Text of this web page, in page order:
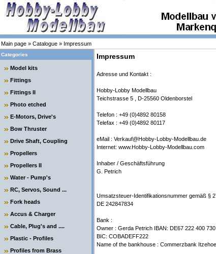
Main page » Catalogue » Impressum
Categories
Model kits
Fittings
Fittings II
Photo etched
E-Motors, Drive's
Bow Thruster
Drive Shaft, Coupling
Propellers
Propellers II
Water - Pump's
RC, Servos, Sound ...
Fork heads
Accus & Charger
Cable, Plug's and ....
Plastic - Profiles
Profiles from Brass
Impressum
Adresse und Kontakt :
Hobby-Lobby Modellbau
Teichstrasse 5 , D-25560 Oldenborstel
Telefon : +49 (0)4892 80158
Telefax : +49 (0)4892 80117
eMail : Verkauf@Hobby-Lobby-Modellbau.de
Internet: www.Hobby-Lobby-Modellbau.com
Inhaber / Geschäftsführung
G. Petrich
Umsatzsteuer-Identifikationsnummer gemäß §
DE 242847834
Bank :
Owner : Gerda Petrich IBAN: DE67 222 400
BIC: COBADEFF222
Name of the bankhouse : Commerzbank Itzehoe